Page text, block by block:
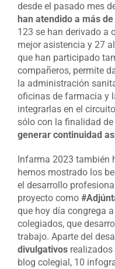
desde el pasado mes
han atendido a más
123 se han derivado a
mejor asistencia y 27
que han participado
compañeros, permite
la administración
oficinas de farmacia y
integrarlas en el
sólo con la finalidad
generar continuidad
Infarma 2023 también
hemos mostrado los
el desarrollo
proyecto como
que hoy día congrega
colegiados, que
trabajo. Aparte del
divulgativos
blog colegial, 10